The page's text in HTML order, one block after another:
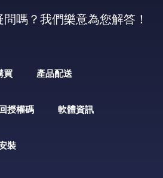
嗎？我們樂意為您解答！
買 產品配送
授權碼 軟體資訊
裝